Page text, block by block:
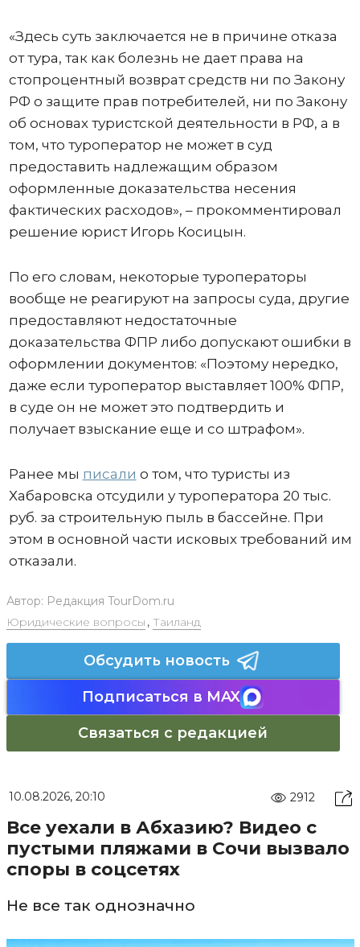
«Здесь суть заключается не в причине отказа
от тура, так как болезнь не дает права на
стопроцентный возврат средств ни по Закону
РФ о защите прав потребителей, ни по Закону
об основах туристской деятельности в РФ, а в
том, что туроператор не может в суд
предоставить надлежащим образом
оформленные доказательства несения
фактических расходов», – прокомментировал
решение юрист Игорь Косицын.
По его словам, некоторые туроператоры
вообще не реагируют на запросы суда, другие
предоставляют недостаточные
доказательства ФПР либо допускают ошибки в
оформлении документов: «Поэтому нередко,
даже если туроператор выставляет 100% ФПР,
в суде он не может это подтвердить и
получает взыскание еще и со штрафом».
Ранее мы писали о том, что туристы из
Хабаровска отсудили у туроператора 20 тыс.
руб. за строительную пыль в бассейне. При
этом в основной части исковых требований им
отказали.
Автор: Редакция TourDom.ru
Юридические вопросы , Таиланд
Обсудить новость
Подписаться в MAX
Связаться с редакцией
10.08.2026, 20:10 2912
Все уехали в Абхазию? Видео с
пустыми пляжами в Сочи вызвало
споры в соцсетях
Не все так однозначно